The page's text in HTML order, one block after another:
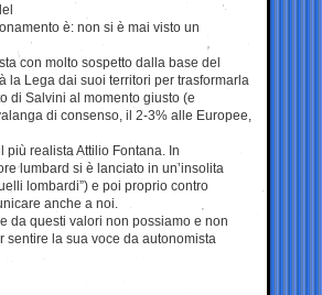
è: non si è mai visto un
con molto sospetto dalla base del
la Lega dai suoi territori per trasformarla
di Salvini al momento giusto (e
di consenso, il 2-3% alle Europee,
più realista Attilio Fontana. In
lumbard si è lanciato in un’insolita
lombardi”) e poi proprio contro
anche a noi.
da questi valori non possiamo e non
sentire la sua voce da autonomista